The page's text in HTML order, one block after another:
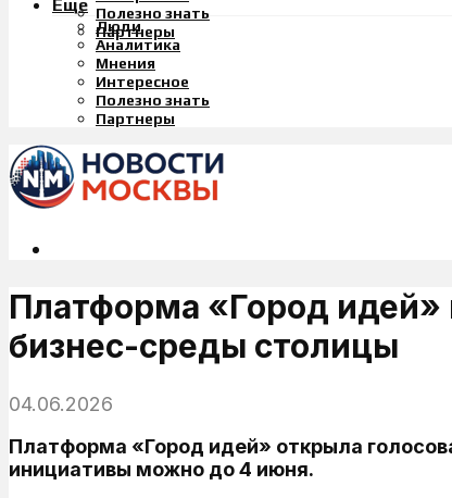
Полезно знать
Партнеры
Еще
Люди
Аналитика
Мнения
Интересное
Полезно знать
Партнеры
Платформа «Город идей»
бизнес-среды столицы
04.06.2026
Платформа «Город идей» открыла
инициативы можно до 4 июня.